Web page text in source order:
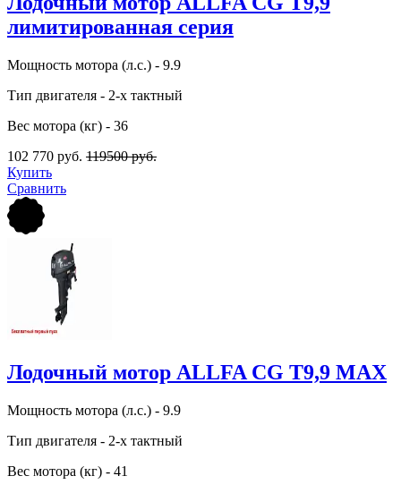
лимитированная серия
Мощность мотора (л.с.) - 9.9
Тип двигателя - 2-х тактный
Вес мотора (кг) - 36
102 770 руб. 119500 руб.
Купить
Сравнить
Лодочный мотор ALLFA CG Т9,9 MAX
Мощность мотора (л.с.) - 9.9
Тип двигателя - 2-х тактный
Вес мотора (кг) - 41